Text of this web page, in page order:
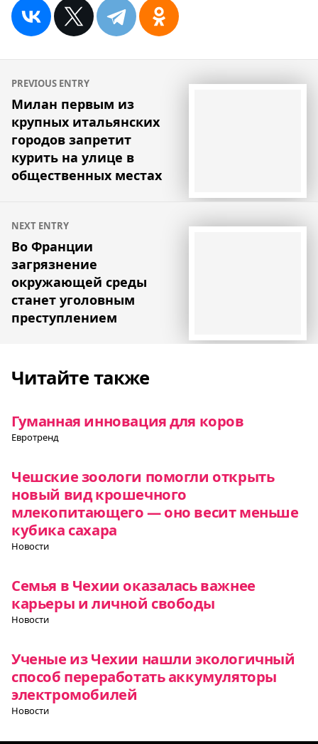
Навигация
по
записям
PREVIOUS ENTRY
Милан первым из
крупных итальянских
городов запретит
курить на улице в
общественных местах
NEXT ENTRY
Во Франции
загрязнение
окружающей среды
станет уголовным
преступлением
Читайте также
Гуманная инновация для коров
Евротренд
Чешские зоологи помогли открыть
новый вид крошечного
млекопитающего — оно весит меньше
кубика сахара
Новости
Семья в Чехии оказалась важнее
карьеры и личной свободы
Новости
Ученые из Чехии нашли экологичный
способ переработать аккумуляторы
электромобилей
Новости